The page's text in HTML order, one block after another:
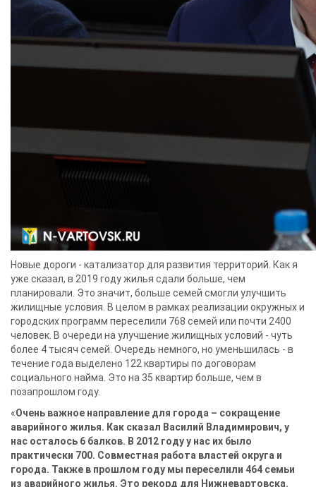
Новые дороги - катализатор для развития территорий. Как я
уже сказал, в 2019 году жилья сдали больше, чем
планировали. Это значит, больше семей смогли улучшить
жилищные условия. В целом в рамках реализации окружных и
городских программ переселили 768 семей или почти 2400
человек. В очереди на улучшение жилищных условий - чуть
более 4 тысяч семей. Очередь немного, но уменьшилась - в
течение года выделено 122 квартиры по договорам
социального найма. Это на 35 квартир больше, чем в
позапрошлом году.
«Очень важное направление для города – сокращение
аварийного жилья. Как сказал Василий Владимирович, у
нас осталось 6 балков. В 2012 году у нас их было
практически 700. Совместная работа властей округа и
города. Также в прошлом году мы переселили 464 семьи
из аварийного жилья. Это рекорд для Нижневартовска.